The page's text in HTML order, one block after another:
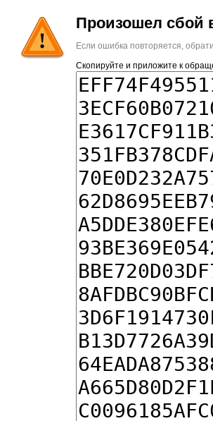
Произошел сбой
Если ошибка повторяется,
Скопируйте и приложите к